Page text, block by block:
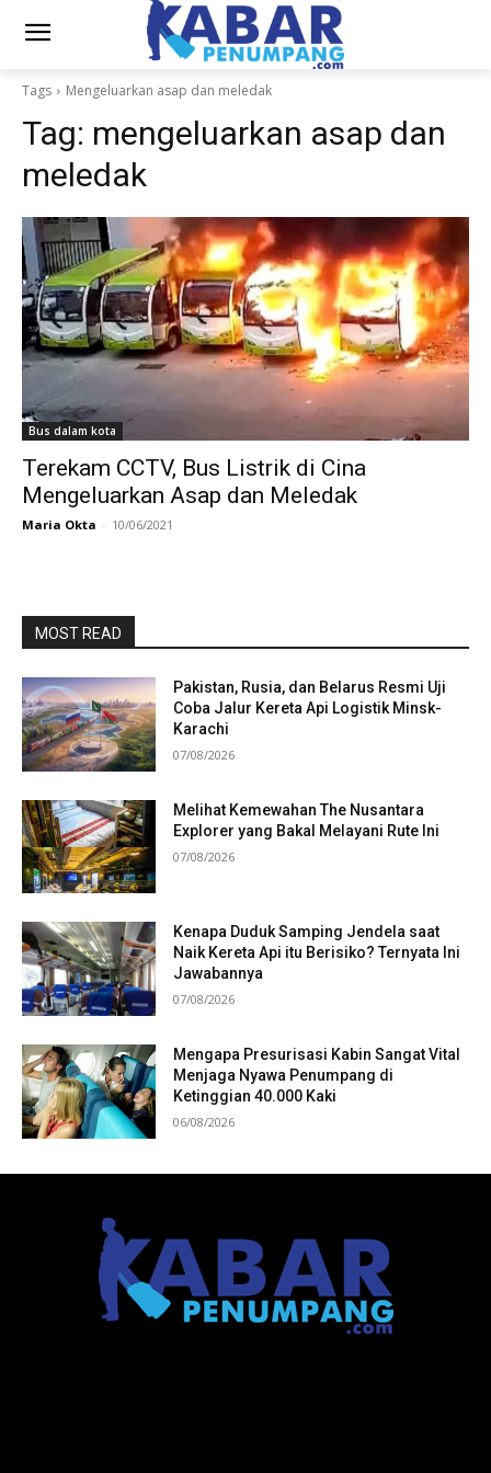
Tags Mengeluarkan asap dan meledak
Tag: mengeluarkan asap dan
meledak
Bus dalam kota
Terekam CCTV, Bus Listrik di Cina
Mengeluarkan Asap dan Meledak
Maria Okta - 10/06/2021
MOST READ
Pakistan, Rusia, dan Belarus Resmi Uji
Coba Jalur Kereta Api Logistik Minsk-
Karachi
07/08/2026
Melihat Kemewahan The Nusantara
Explorer yang Bakal Melayani Rute Ini
07/08/2026
Kenapa Duduk Samping Jendela saat
Naik Kereta Api itu Berisiko? Ternyata Ini
Jawabannya
07/08/2026
Mengapa Presurisasi Kabin Sangat Vital
Menjaga Nyawa Penumpang di
Ketinggian 40.000 Kaki
06/08/2026